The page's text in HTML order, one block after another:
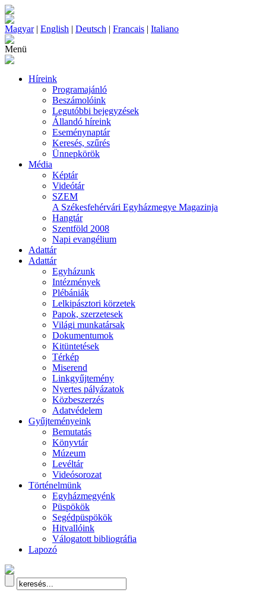
Magyar| English | Deutsch | Francais | Italiano
Menü
Híreink
Programajánló
Beszámolóink
Legutóbbi bejegyzések
Állandó híreink
Eseménynaptár
Keresés, szűrés
Ünnepkörök
Média
Képtár
Videótár
SZEM
A Székesfehérvári Egyházmegye Magazinja
Hangtár
Szentföld 2008
Napi evangélium
Adattár
Adattár
Egyházunk
Intézmények
Plébániák
Lelkipásztori körzetek
Papok, szerzetesek
Világi munkatársak
Dokumentumok
Kitüntetések
Térkép
Miserend
Linkgyűjtemény
Nyertes pályázatok
Közbeszerzés
Adatvédelem
Gyűjteményeink
Bemutatás
Könyvtár
Múzeum
Levéltár
Videósorozat
Történelmünk
Egyházmegyénk
Püspökök
Segédpüspökök
Hitvallóink
Válogatott bibliográfia
Lapozó